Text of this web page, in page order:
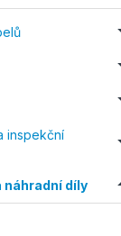
inspekční
náhradní díly